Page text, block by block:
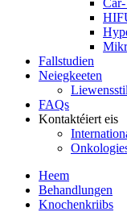
Fallstudien
Neiegkeeten
Liewensstil
FAQs
Kontaktéiert eis
Heem
Behandlungen
Knochenkriibs